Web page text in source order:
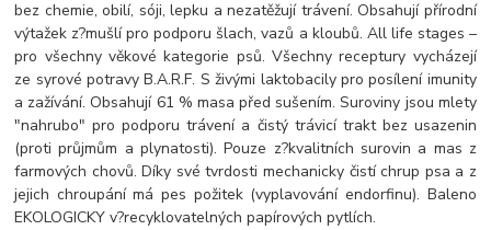
bez chemie, obilí, sóji, lepku a nezatěžují trávení. Obsahují přírodní
výtažek z?mušlí pro podporu šlach, vazů a kloubů. All life stages –
pro všechny věkové kategorie psů. Všechny receptury vycházejí
ze syrové potravy B.A.R.F. S živými laktobacily pro posílení imunity
a zažívání. Obsahují 61 % masa před sušením. Suroviny jsou mlety
"nahrubo" pro podporu trávení a čistý trávicí trakt bez usazenin
(proti průjmům a plynatosti). Pouze z?kvalitních surovin a mas z
farmových chovů. Díky své tvrdosti mechanicky čistí chrup psa a z
jejich chroupání má pes požitek (vyplavování endorfinu). Baleno
EKOLOGICKY v?recyklovatelných papírových pytlích.